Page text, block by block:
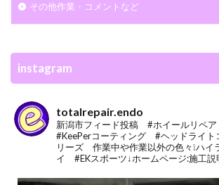
その他作業・コメントなど
instagram
totalrepair.endo
新潟市フィード投稿 #ホイールリペア
#KeePerコーティング #ヘッドライト
リーズ 作業中や作業以外の色々❕ハイ
イ
#EKスポーツ↓ホームページ:施工